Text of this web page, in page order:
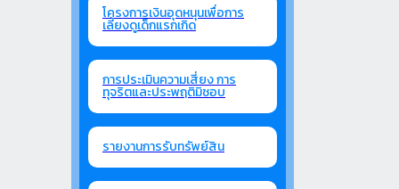
โครงการเงินอุดหนุนเพื่อการ
เลี้ยงดูเด็กแรกเกิด
การประเมินความเสี่ยง การ
ทุจริตและประพฤติมิชอบ
รายงานการรับทรัพย์สิน